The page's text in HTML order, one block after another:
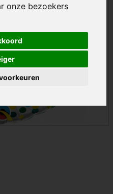
onze bezoekers